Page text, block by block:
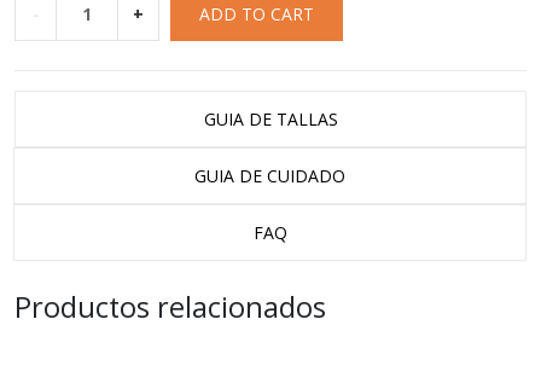
+ ADD TO CART
GUIA DE TALLAS
GUIA DE CUIDADO
FAQ
Productos relacionados